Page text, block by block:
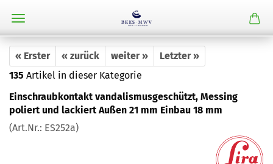
« Erster « zurück weiter »
Letzter »
135 Artikel in dieser Kategorie
Einschraubkontakt vandalismusgeschützt, Messing
poliert und lackiert Außen 21 mm Einbau 18 mm
(Art.Nr.: ES252a)